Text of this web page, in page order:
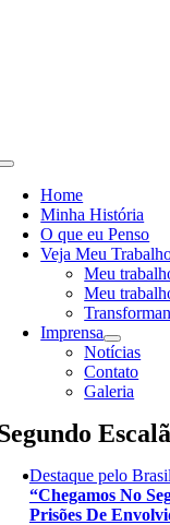
Toggle
NavigationHome
Minha História
O que eu Penso
Veja Meu
Meu
Meu
Imprensa
Notícias
Contato
Galeria
Destaque pelo Brasil
“Chegamos No
Prisões De